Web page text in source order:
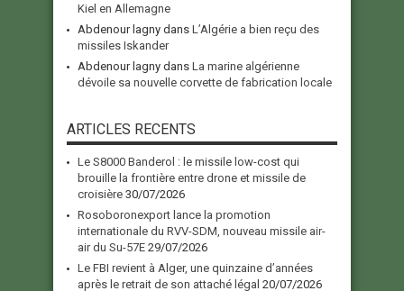
Kiel en Allemagne
Abdenour lagny dans L’Algérie a bien reçu des
missiles Iskander
Abdenour lagny dans La marine algérienne
dévoile sa nouvelle corvette de fabrication locale
ARTICLES RECENTS
Le S8000 Banderol : le missile low-cost qui
brouille la frontière entre drone et missile de
croisière 30/07/2026
Rosoboronexport lance la promotion
internationale du RVV-SDM, nouveau missile air-
air du Su-57E 29/07/2026
Le FBI revient à Alger, une quinzaine d’années
après le retrait de son attaché légal 20/07/2026